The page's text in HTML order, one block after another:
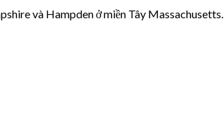
và Hampden ở miền Tây Massachusetts.